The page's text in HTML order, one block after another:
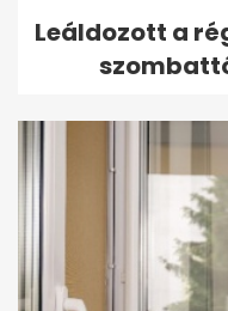
Leáldozott a